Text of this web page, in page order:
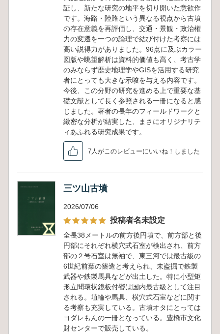
証し、新たな研究の地平を切り開いた意欲作
です。海路・陸路という異なる視点から古墳
の存在意義を再評価し、交通・景観・政治権
力の変遷を一つの論理で結び付けた考察には
高い説得力がありました。96点に及ぶカラー
図版や眺望解析は資料的価値も高く、考古学
のみならず歴史地理学やGISを活用する研究
者にとっても大きな示唆を与える内容です。
今後、この分野の研究を進める上で重要な基
礎文献として長く参照される一冊になると感
じました。著者の長年のフィールドワークと
緻密な分析が結実した、まさにオリジナリテ
ィあふれる研究成果です。
7人がこのレビューにいいね！しました
三ツ山古墳
2026/07/06
投稿者名未設定
全長38メートルの前方後円墳で、前方部と後
円部にそれぞれ横穴式石室が検出され、前方
部の２号石室は無袖で、東三河では最古級の
6世紀前葉の築造と考えられ、未盗掘で鉄製
武器や鉄製馬具などが出土した。特に小型矩
形立聞環状鏡板付轡は国内最古級として注目
される。埴輪や馬具、横穴式石室などに関す
る考察も充実している。古墳オタにとっては
ヨダレもんの一冊となっている。豊橋市文化
財センターで販売している。